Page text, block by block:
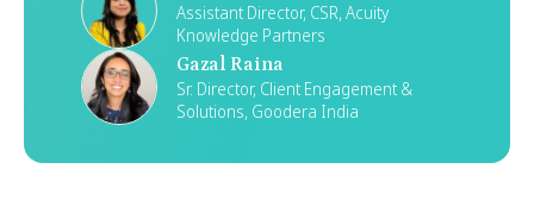
Assistant Director, CSR, Acuity
Knowledge Partners
Gazal Raina
Sr. Director, Client Engagement &
Solutions, Goodera India